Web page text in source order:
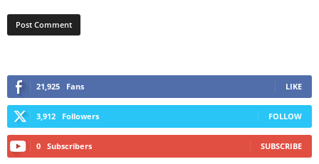
21,925 Fans LIKE
3,912 Followers FOLLOW
0 Subscribers SUBSCRIBE